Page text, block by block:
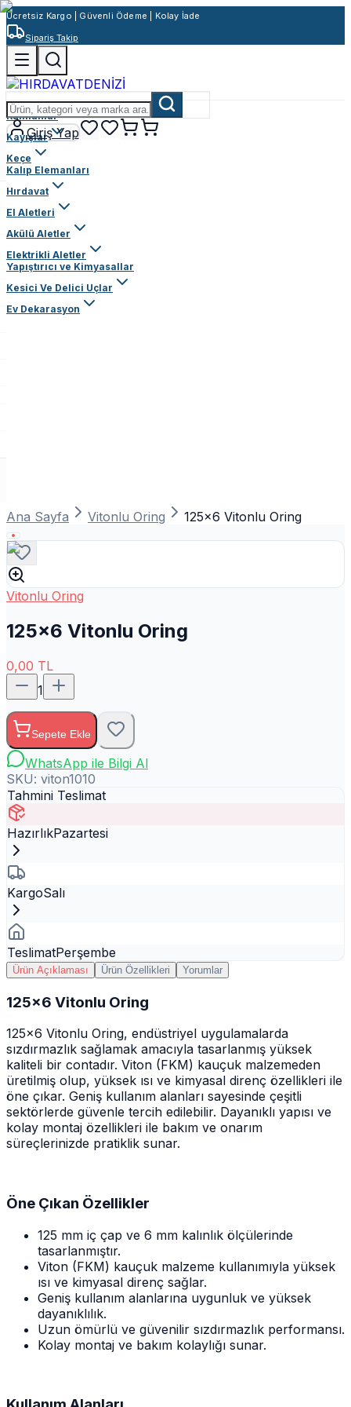
Ücretsiz Kargo | Güvenli Ödeme | Kolay İade
Sipariş Takip
Giriş Yap
Rulmanlar
Kayışlar
Keçe
Kalıp Elemanları
Hırdavat
El Aletleri
Akülü Aletler
Elektrikli Aletler
Yapıştırıcı ve Kimyasallar
Kesici Ve Delici Uçlar
Ev Dekarasyon
Ana Sayfa Vitonlu Oring 125x6 Vitonlu Oring
Vitonlu Oring
125x6 Vitonlu Oring
0,00 TL
1
Sepete Ekle
WhatsApp ile Bilgi Al
SKU: viton1010
Tahmini Teslimat
HazırlıkPazartesi
KargoSalı
TeslimatPerşembe
Ürün Açıklaması Ürün Özellikleri Yorumlar
125x6 Vitonlu Oring
125x6 Vitonlu Oring, endüstriyel uygulamalarda
sızdırmazlık sağlamak amacıyla tasarlanmış yüksek
kaliteli bir contadır. Viton (FKM) kauçuk malzemeden
üretilmiş olup, yüksek ısı ve kimyasal direnç özellikleri ile
öne çıkar. Geniş kullanım alanları sayesinde çeşitli
sektörlerde güvenle tercih edilebilir. Dayanıklı yapısı ve
kolay montaj özellikleri ile bakım ve onarım
süreçlerinizde pratiklik sunar.
Öne Çıkan Özellikler
125 mm iç çap ve 6 mm kalınlık ölçülerinde
tasarlanmıştır.
Viton (FKM) kauçuk malzeme kullanımıyla yüksek
ısı ve kimyasal direnç sağlar.
Geniş kullanım alanlarına uygunluk ve yüksek
dayanıklılık.
Uzun ömürlü ve güvenilir sızdırmazlık performansı.
Kolay montaj ve bakım kolaylığı sunar.